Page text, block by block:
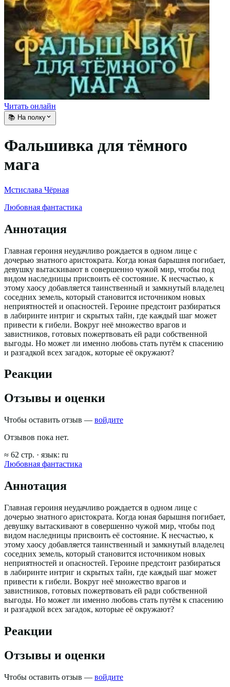
Читать онлайн
📚 На полку
Фальшивка для тёмного
мага
Мстислава Чёрная
Любовная фантастика
Аннотация
Главная героиня неудачливо рождается в одном лице с
дочерью знатного аристократа. Когда юная барышня погибает,
девушку вытаскивают в совершенно чужой мир, чтобы под
видом наследницы присвоить её состояние. К несчастью, к
этому хаосу добавляется таинственный и замкнутый владелец
соседних земель, который становится источником новых
неприятностей и опасностей. Героине предстоит разбираться
в лабиринте интриг и скрытых тайн, где каждый шаг может
привести к гибели. Вокруг неё множество врагов и
завистников, готовых пожертвовать ей ради собственной
выгоды. Но может ли именно любовь стать путём к спасению
и разгадкой всех загадок, которые её окружают?
Реакции
Отзывы и оценки
Чтобы оставить отзыв — войдите
Отзывов пока нет.
≈ 62 стр. · язык: ru
Любовная фантастика
Аннотация
Главная героиня неудачливо рождается в одном лице с
дочерью знатного аристократа. Когда юная барышня погибает,
девушку вытаскивают в совершенно чужой мир, чтобы под
видом наследницы присвоить её состояние. К несчастью, к
этому хаосу добавляется таинственный и замкнутый владелец
соседних земель, который становится источником новых
неприятностей и опасностей. Героине предстоит разбираться
в лабиринте интриг и скрытых тайн, где каждый шаг может
привести к гибели. Вокруг неё множество врагов и
завистников, готовых пожертвовать ей ради собственной
выгоды. Но может ли именно любовь стать путём к спасению
и разгадкой всех загадок, которые её окружают?
Реакции
Отзывы и оценки
Чтобы оставить отзыв — войдите